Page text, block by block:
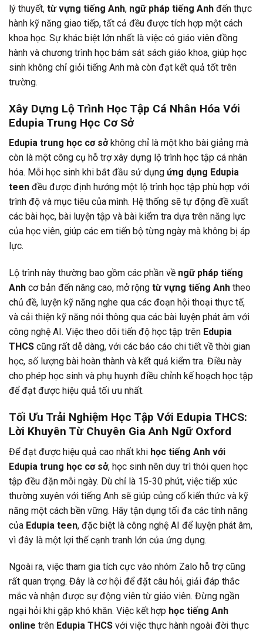
lý thuyết, từ vựng tiếng Anh, ngữ pháp tiếng Anh đến thực
hành kỹ năng giao tiếp, tất cả đều được tích hợp một cách
khoa học. Sự khác biệt lớn nhất là việc có giáo viên đồng
hành và chương trình học bám sát sách giáo khoa, giúp học
sinh không chỉ giỏi tiếng Anh mà còn đạt kết quả tốt trên
trường.
Xây Dựng Lộ Trình Học Tập Cá Nhân Hóa Với
Edupia Trung Học Cơ Sở
Edupia trung học cơ sởkhông chỉ là một kho bài giảng mà
còn là một công cụ hỗ trợ xây dựng lộ trình học tập cá nhân
hóa. Mỗi học sinh khi bắt đầu sử dụng ứng dụng Edupia
teen đều được định hướng một lộ trình học tập phù hợp với
trình độ và mục tiêu của mình. Hệ thống sẽ tự động đề xuất
các bài học, bài luyện tập và bài kiểm tra dựa trên năng lực
của học viên, giúp các em tiến bộ từng ngày mà không bị áp
lực.
Lộ trình này thường bao gồm các phần về ngữ pháp tiếng
Anh cơ bản đến nâng cao, mở rộng từ vựng tiếng Anh theo
chủ đề, luyện kỹ năng nghe qua các đoạn hội thoại thực tế,
và cải thiện kỹ năng nói thông qua các bài luyện phát âm với
công nghệ AI. Việc theo dõi tiến độ học tập trên Edupia
THCS cũng rất dễ dàng, với các báo cáo chi tiết về thời gian
học, số lượng bài hoàn thành và kết quả kiểm tra. Điều này
cho phép học sinh và phụ huynh điều chỉnh kế hoạch học tập
để đạt được hiệu quả tối ưu nhất.
Tối Ưu Trải Nghiệm Học Tập Với Edupia THCS:
Lời Khuyên Từ Chuyên Gia Anh Ngữ Oxford
Để đạt được hiệu quả cao nhất khi học tiếng Anh với
Edupia trung học cơ sở, học sinh nên duy trì thói quen học
tập đều đặn mỗi ngày. Dù chỉ là 15-30 phút, việc tiếp xúc
thường xuyên với tiếng Anh sẽ giúp củng cố kiến thức và kỹ
năng một cách bền vững. Hãy tận dụng tối đa các tính năng
của Edupia teen, đặc biệt là công nghệ AI để luyện phát âm,
vì đây là một lợi thế cạnh tranh lớn của ứng dụng.
Ngoài ra, việc tham gia tích cực vào nhóm Zalo hỗ trợ cũng
rất quan trọng. Đây là cơ hội để đặt câu hỏi, giải đáp thắc
mắc và nhận được sự động viên từ giáo viên. Đừng ngần
ngại hỏi khi gặp khó khăn. Việc kết hợp học tiếng Anh
online trên Edupia THCS với việc thực hành ngoài đời thực